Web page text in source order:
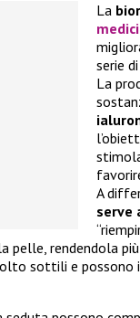
La
serie di
La
A
serve
rendendola
sottili e possono